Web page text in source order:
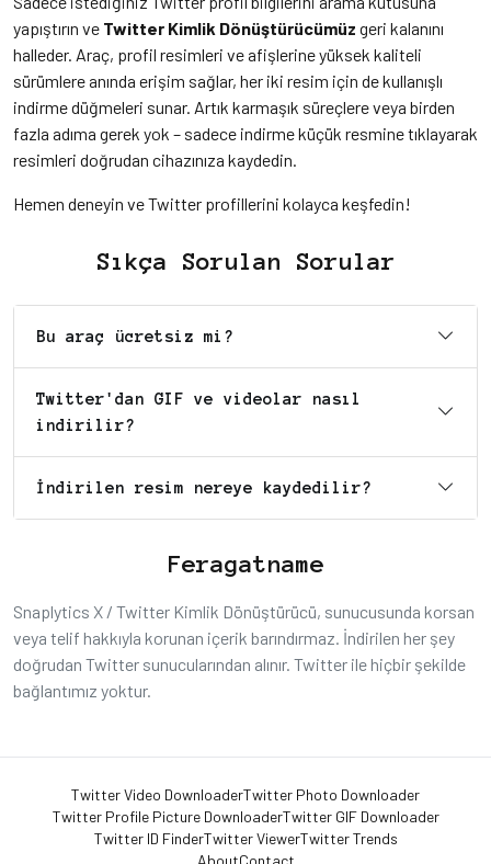
yapıştırın ve Twitter Kimlik Dönüştürücümüz geri kalanını
halleder. Araç, profil resimleri ve afişlerine yüksek kaliteli
sürümlere anında erişim sağlar, her iki resim için de kullanışlı
indirme düğmeleri sunar. Artık karmaşık süreçlere veya birden
fazla adıma gerek yok – sadece indirme küçük resmine tıklayarak
resimleri doğrudan cihazınıza kaydedin.
Hemen deneyin ve Twitter profillerini kolayca keşfedin!
Sıkça Sorulan Sorular
Bu araç ücretsiz mi?
Twitter'dan GIF ve videolar nasıl
indirilir?
İndirilen resim nereye kaydedilir?
Feragatname
Snaplytics X / Twitter Kimlik Dönüştürücü, sunucusunda korsan
veya telif hakkıyla korunan içerik barındırmaz. İndirilen her şey
doğrudan Twitter sunucularından alınır. Twitter ile hiçbir şekilde
bağlantımız yoktur.
Twitter Video DownloaderTwitter Photo Downloader
Twitter Profile Picture DownloaderTwitter GIF Downloader
Twitter ID FinderTwitter ViewerTwitter Trends
AboutContact